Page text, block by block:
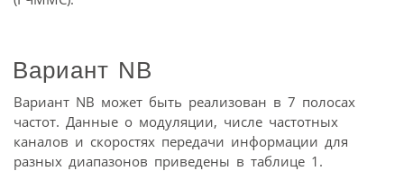
Вариант NB
Вариант NB может быть реализован в 7 полосах
частот. Данные о модуляции, числе частотных
каналов и скоростях передачи информации для
разных диапазонов приведены в таблице 1.